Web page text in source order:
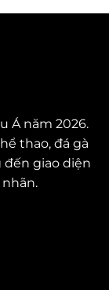
Á năm 2026.
thao, đá gà
đến giao diện